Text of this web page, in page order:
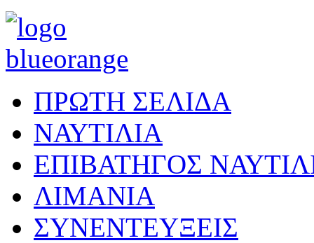
ΠΡΩΤΗ ΣΕΛΙΔΑ
ΝΑΥΤΙΛΙΑ
ΕΠΙΒΑΤΗΓΟΣ
ΛΙΜΑΝΙΑ
ΣΥΝΕΝΤΕΥΞΕΙΣ